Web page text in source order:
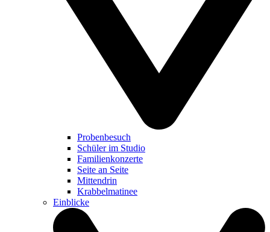
Probenbesuch
Schüler im Studio
Familienkonzerte
Seite an Seite
Mittendrin
Krabbelmatinee
Einblicke